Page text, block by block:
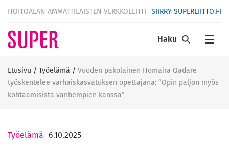
HOITOALAN AMMATTILAISTEN VERKKOLEHTI SIIRRY SUPERLIITTO.FI
Haku
Etusivu / Työelämä / Vuoden pakolainen Homaira Qadare
työskentelee varhaiskasvatuksen opettajana: ”Opin paljon myös
kohtaamisista vanhempien kanssa”
Työelämä 6.10.2025